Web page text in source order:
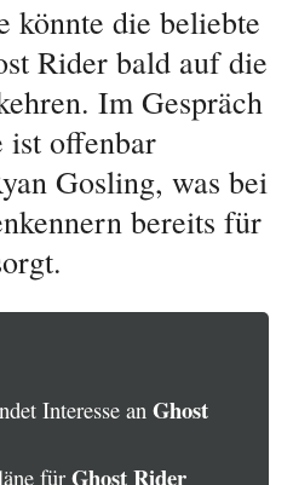
könnte die beliebte
Rider bald auf die
Im Gespräch
offenbar
Gosling, was bei
bereits für
Interesse an Ghost
für Ghost Rider